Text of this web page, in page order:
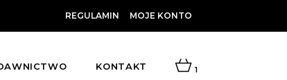
REGULAMIN MOJE KONTO
KONTAKT 1